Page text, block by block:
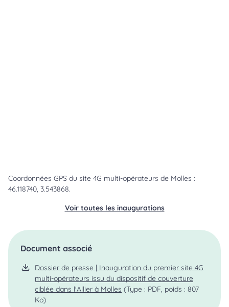
Coordonnées GPS du site 4G multi-opérateurs de Molles :
46.118740, 3.543868.
Voir toutes les inaugurations
Document associé
Dossier de presse | Inauguration du premier site 4G
multi-opérateurs issu du dispositif de couverture
ciblée dans l'Allier à Molles (Type : PDF, poids : 807
Ko)